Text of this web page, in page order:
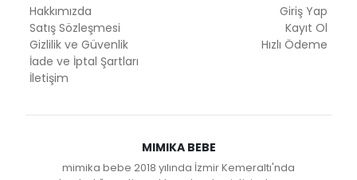
Hakkımızda
Satış Sözleşmesi
Gizlilik ve Güvenlik
İade ve İptal Şartları
İletişim
Giriş Yap
Kayıt Ol
Hızlı Ödeme
MIMIKA BEBE
mimika bebe 2018 yılında İzmir Kemeraltı'nda